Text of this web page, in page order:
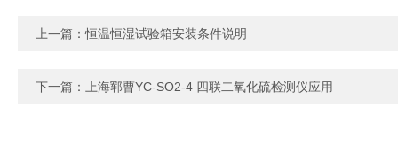
上一篇：恒温恒湿试验箱安装条件说明
下一篇： 上海郓曹YC-SO2-4 四联二氧化硫检测仪应用